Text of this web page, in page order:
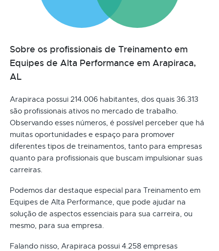
Sobre os profissionais de Treinamento em
Equipes de Alta Performance em Arapiraca,
AL
Arapiraca possui 214.006 habitantes, dos quais 36.313
são profissionais ativos no mercado de trabalho.
Observando esses números, é possível perceber que há
muitas oportunidades e espaço para promover
diferentes tipos de treinamentos, tanto para empresas
quanto para profissionais que buscam impulsionar suas
carreiras.
Podemos dar destaque especial para Treinamento em
Equipes de Alta Performance, que pode ajudar na
solução de aspectos essenciais para sua carreira, ou
mesmo, para sua empresa.
Falando nisso, Arapiraca possui 4.258 empresas